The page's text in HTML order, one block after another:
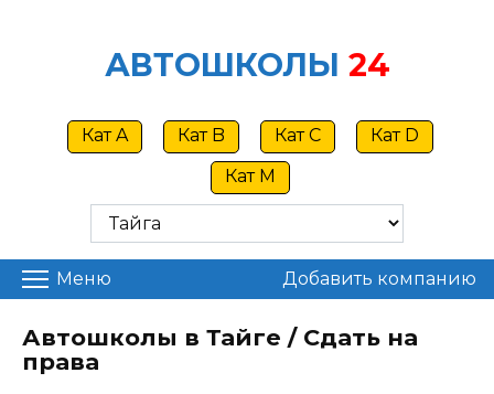
АВТОШКОЛЫ 24
Кат A Кат B Кат C
Кат D
Кат M
Меню Добавить компанию
Автошколы в Тайге / Сдать на
права